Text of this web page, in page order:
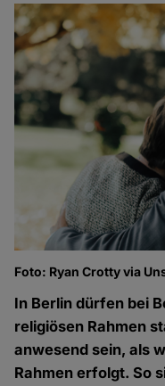
Foto: Ryan Crotty via
In Berlin dürfen bei
religiösen Rahmen
anwesend sein, als
Rahmen erfolgt. So